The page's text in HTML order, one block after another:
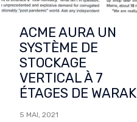
ACME AURA UN
SYSTÈME DE
STOCKAGE
VERTICAL À 7
ÉTAGES DE WARAK
5 MAI, 2021